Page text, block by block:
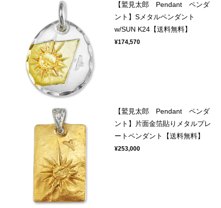
【鷲見太郎 Pendant ペンダ
ント】Sメタルペンダント
w/SUN K24【送料無料】
¥174,570
【鷲見太郎 Pendant ペンダ
ント】片面金箔貼りメタルプレ
ートペンダント【送料無料】
¥253,000